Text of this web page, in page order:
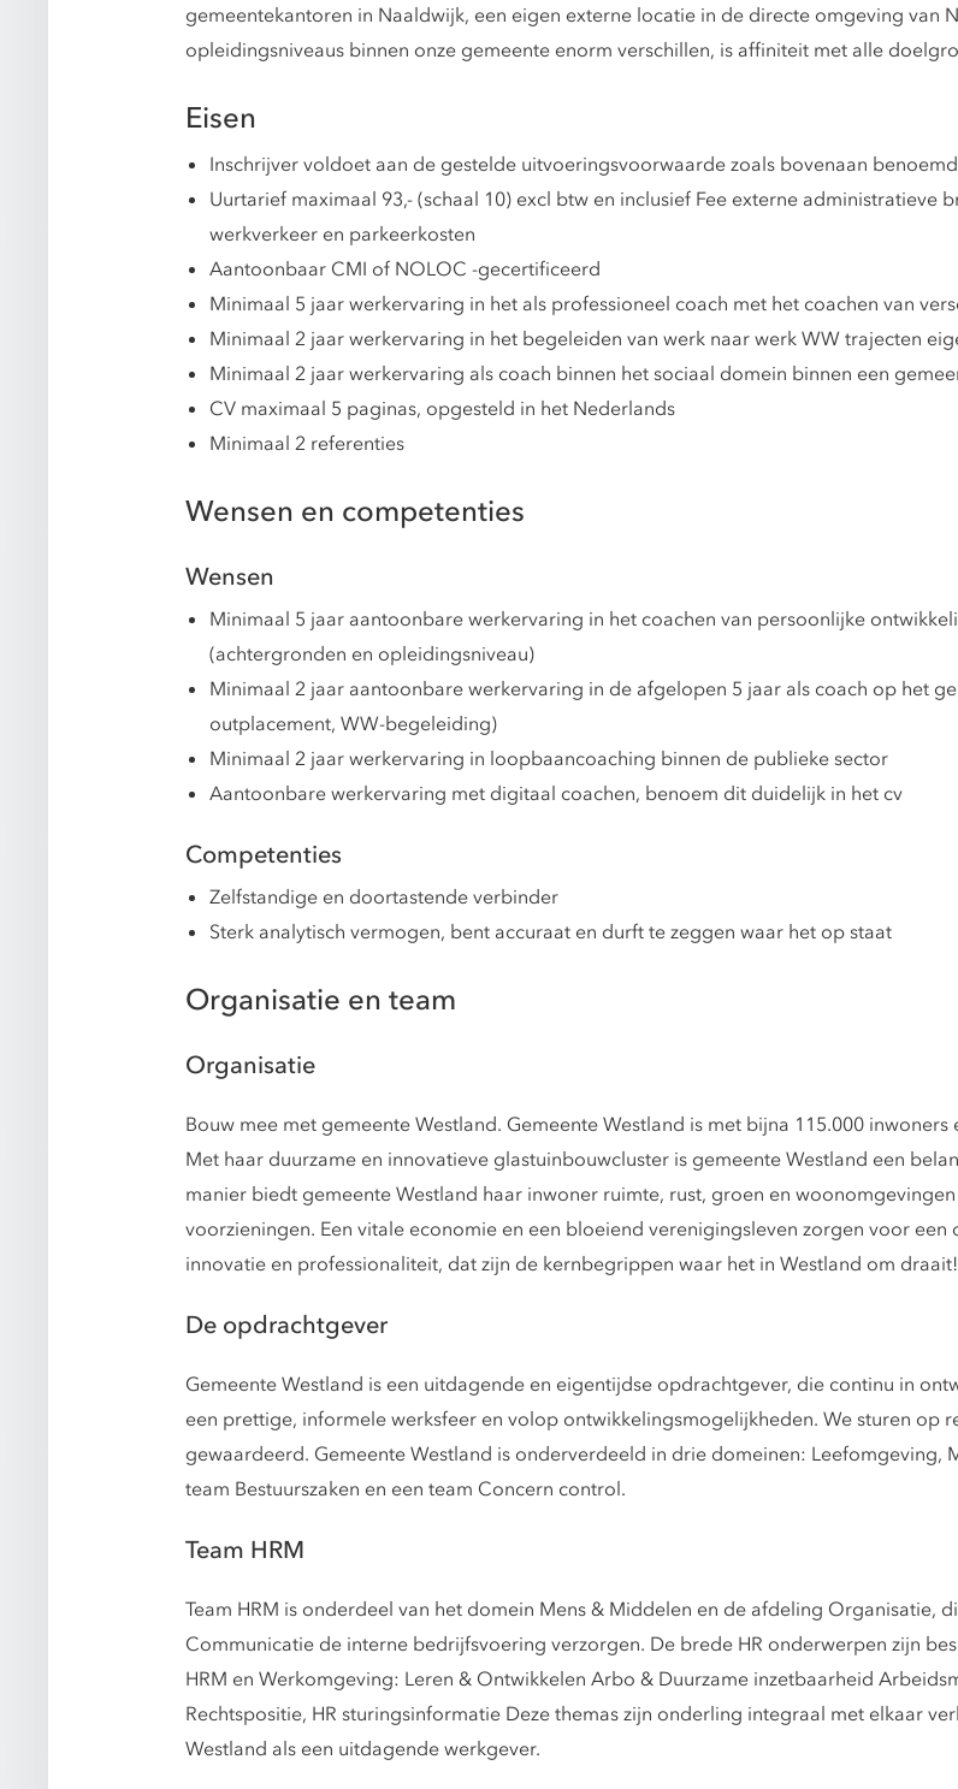
gemeentekantoren in Naaldwijk, een eigen externe locatie in de directe omgeving van
opleidingsniveaus binnen onze gemeente enorm verschillen, is affiniteit met alle
Eisen
Inschrijver voldoet aan de gestelde uitvoeringsvoorwaarde zoals bovenaan
Uurtarief maximaal 93,- (schaal 10) excl btw en inclusief Fee externe administratieve
werkverkeer en parkeerkosten
Aantoonbaar CMI of NOLOC -gecertificeerd
Minimaal 5 jaar werkervaring in het als professioneel coach met het coachen van
Minimaal 2 jaar werkervaring in het begeleiden van werk naar werk WW trajecten
Minimaal 2 jaar werkervaring als coach binnen het sociaal domein binnen een
CV maximaal 5 paginas, opgesteld in het Nederlands
Minimaal 2 referenties
Wensen en competenties
Wensen
Minimaal 5 jaar aantoonbare werkervaring in het coachen van persoonlijke
(achtergronden en opleidingsniveau)
Minimaal 2 jaar aantoonbare werkervaring in de afgelopen 5 jaar als coach op het
outplacement, WW-begeleiding)
Minimaal 2 jaar werkervaring in loopbaancoaching binnen de publieke sector
Aantoonbare werkervaring met digitaal coachen, benoem dit duidelijk in het cv
Competenties
Zelfstandige en doortastende verbinder
Sterk analytisch vermogen, bent accuraat en durft te zeggen waar het op staat
Organisatie en team
Organisatie
Bouw mee met gemeente Westland. Gemeente Westland is met bijna 115.000
Met haar duurzame en innovatieve glastuinbouwcluster is gemeente Westland een
manier biedt gemeente Westland haar inwoner ruimte, rust, groen en
voorzieningen. Een vitale economie en een bloeiend verenigingsleven zorgen voor
innovatie en professionaliteit, dat zijn de kernbegrippen waar het in Westland om draait!
De opdrachtgever
Gemeente Westland is een uitdagende en eigentijdse opdrachtgever, die continu in
een prettige, informele werksfeer en volop ontwikkelingsmogelijkheden. We sturen op
gewaardeerd. Gemeente Westland is onderverdeeld in drie domeinen: Leefomgeving,
team Bestuurszaken en een team Concern control.
Team HRM
Team HRM is onderdeel van het domein Mens & Middelen en de afdeling Organisatie,
Communicatie de interne bedrijfsvoering verzorgen. De brede HR onderwerpen zijn
HRM en Werkomgeving: Leren & Ontwikkelen Arbo & Duurzame inzetbaarheid
Rechtspositie, HR sturingsinformatie Deze themas zijn onderling integraal met elkaar
Westland als een uitdagende werkgever.